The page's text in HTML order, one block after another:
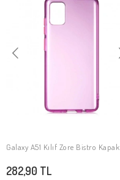
SEPETE EKLE
Galaxy A51 Kılıf Zore Bistro Kapak
282,90 TL